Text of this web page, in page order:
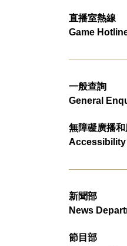
直播室熱線
Game
一般查詢
General
無障礙廣播
Accessibility
新聞部
News
節目部